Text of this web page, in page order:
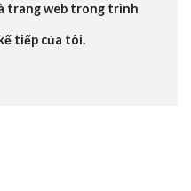
trang web trong trình
tiếp của tôi.